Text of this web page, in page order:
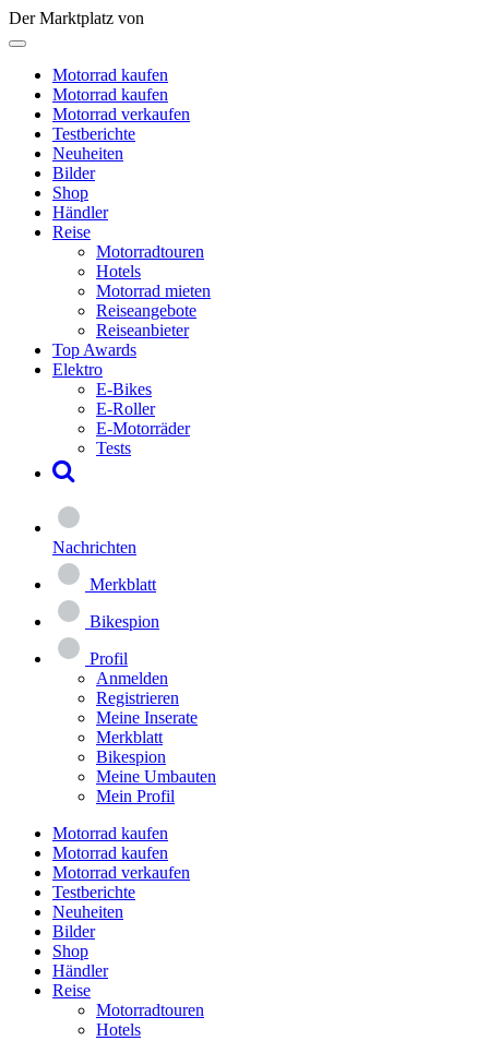
Der Marktplatz von
Motorrad kaufen
Motorrad kaufen
Motorrad verkaufen
Testberichte
Neuheiten
Bilder
Shop
Händler
Reise
Motorradtouren
Hotels
Motorrad mieten
Reiseangebote
Reiseanbieter
Top Awards
Elektro
E-Bikes
E-Roller
E-Motorräder
Tests
Nachrichten
Merkblatt
Bikespion
Profil
Anmelden
Registrieren
Meine Inserate
Merkblatt
Bikespion
Meine Umbauten
Mein Profil
Motorrad kaufen
Motorrad kaufen
Motorrad verkaufen
Testberichte
Neuheiten
Bilder
Shop
Händler
Reise
Motorradtouren
Hotels